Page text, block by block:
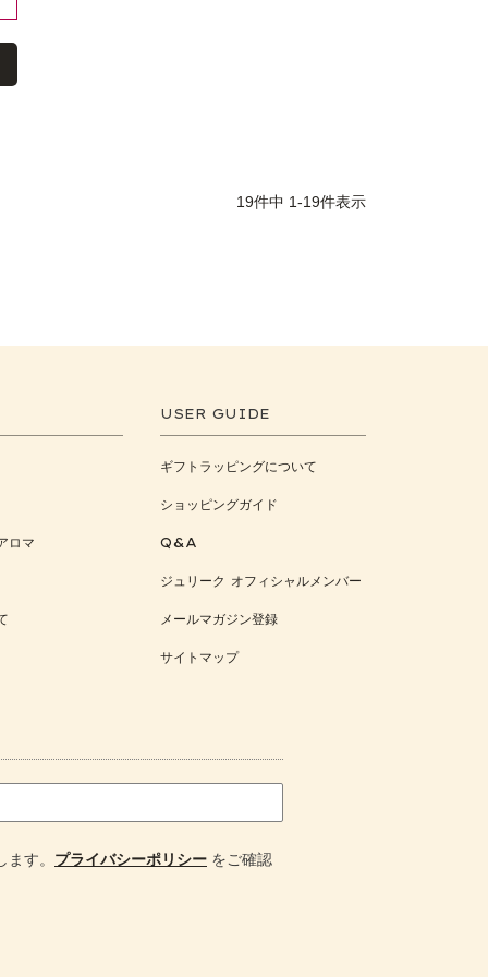
19件中 1-19件表示
ロマ
USER GUIDE
ギフトラッピングについて
ショッピングガイド
Q&A
ジュリーク オフィシャルメンバー
メールマガジン登録
サイトマップ
す。 プライバシーポリシー をご確認